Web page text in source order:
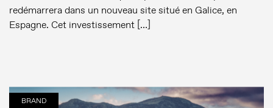
redémarrera dans un nouveau site situé en Galice, en
Espagne. Cet investissement […]
BRAND